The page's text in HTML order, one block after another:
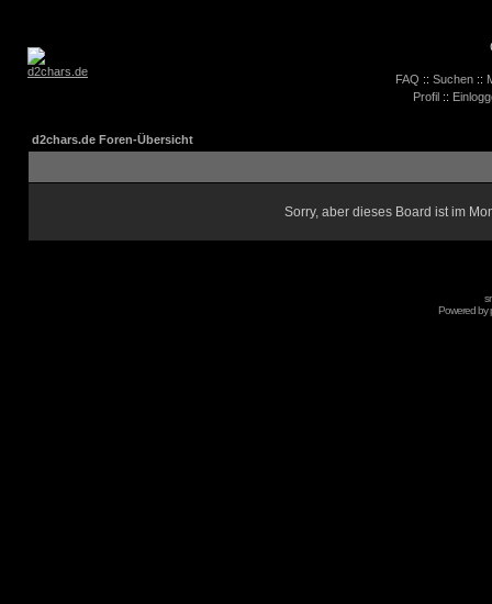
FAQ :: Suchen ::
Profil::
d2chars.de Foren-Übersicht
Sorry, aber dieses Board ist im
Powered by